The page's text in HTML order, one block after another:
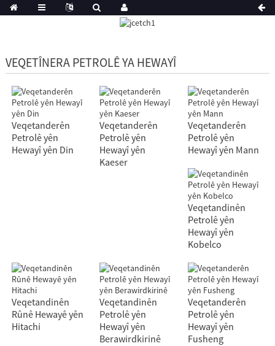
VEQETÎNERA PETROLÊ YA HEWAYÎ
Veqetanderên
Petrolê yên
Hewayî yên Din
Veqetanderên
Petrolê yên
Hewayî yên
Kaeser
Veqetanderên
Petrolê yên
Hewayî yên Mann
Veqetandinên
Petrolê yên
Hewayî yên
Kobelco
Veqetandinên
Rûnê Hewayê yên
Hitachi
Veqetandinên
Petrolê yên
Hewayî yên
Berawirdkirinê
Veqetanderên
Petrolê yên
Hewayî yên
Fusheng